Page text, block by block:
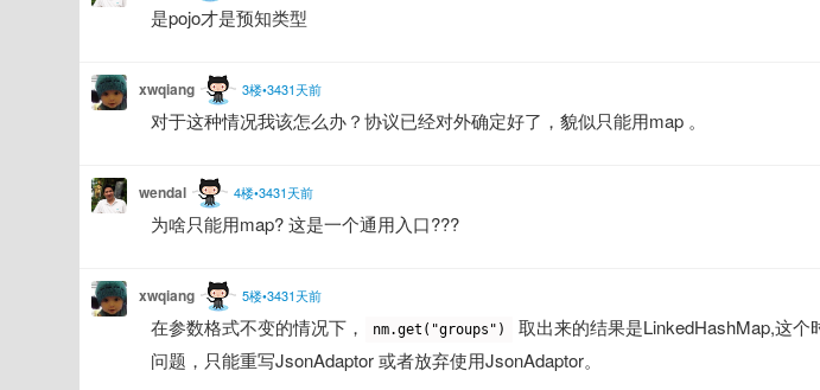
是pojo才是预知类型
xwqiang 3楼•3431天前
对于这种情况我该怎么办？协议已经对外确定好了，貌似只能用map 。
wendal 4楼•3431天前
为啥只能用map? 这是一个通用入口???
xwqiang 5楼•3431天前
在参数格式不变的情况下， nm.get("groups")
取出来的结果是LinkedHashMap,这
问题，只能重写JsonAdaptor 或者放弃使用JsonAdaptor。